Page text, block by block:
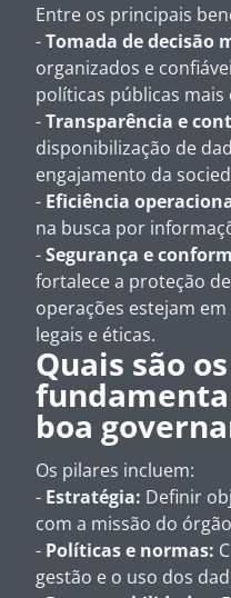
Entre os principais
-Tomada de decisão
organizados e
políticas públicas mais
-Transparência e
disponibilização de
engajamento da
- Eficiência
na busca por
-Segurança e
fortalece a proteção
operações estejam
legais e éticas.
Quais são
boa
Os pilares incluem:
- Estratégia: Definir
com a missão do
- Políticas e normas:
gestão e o uso dos